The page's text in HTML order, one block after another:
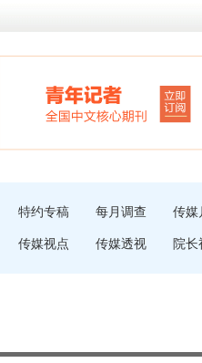
特约专稿 每月调查 传媒
传媒视点 传媒透视 院长